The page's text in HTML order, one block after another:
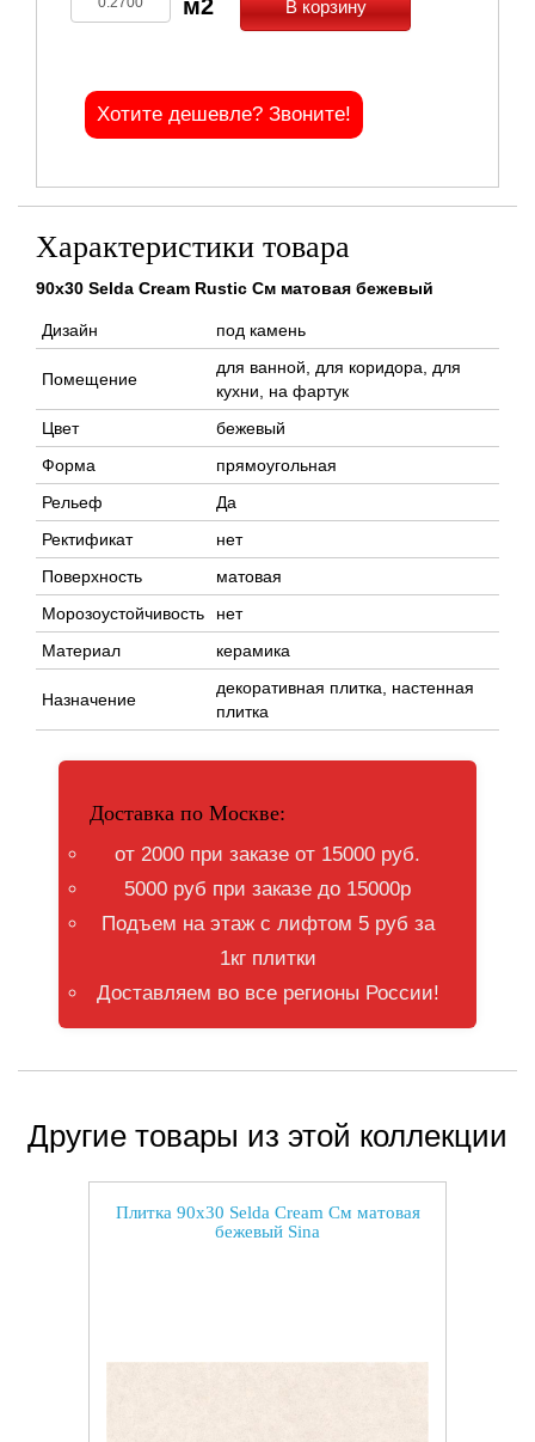
В корзину
Хотите дешевле? Звоните!
Характеристики товара
90x30 Selda Cream Rustic См матовая бежевый
Дизайн под камень
Помещение
для ванной, для коридора, для
кухни, на фартук
Цвет
бежевый
Форма
прямоугольная
Рельеф
Да
Ректификат
нет
Поверхность
матовая
Морозоустойчивость
нет
Материал
керамика
Назначение
декоративная плитка, настенная
плитка
Доставка по Москве:
от 2000 при заказе от 15000 руб.
5000 руб при заказе до 15000р
Подъем на этаж с лифтом 5 руб за
1кг плитки
Доставляем во все регионы России!
Другие товары из этой коллекции
Плитка 90x30 Selda Cream См матовая
бежевый Sina